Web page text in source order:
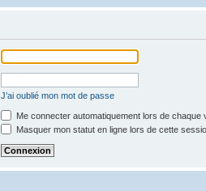
J’ai oublié mon mot de passe
Me connecter automatiquement lors de chaque
Masquer mon statut en ligne lors de cette